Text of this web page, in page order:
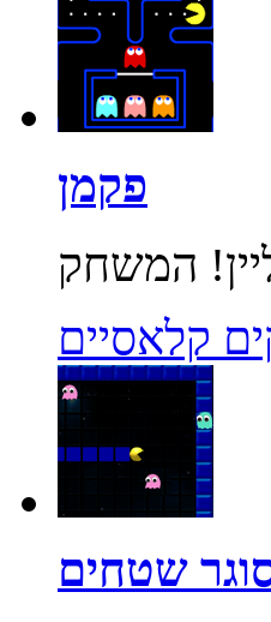
פקמן
קלאסיים
שטחים